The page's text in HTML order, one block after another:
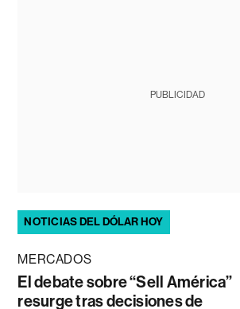
PUBLICIDAD
NOTICIAS DEL DÓLAR HOY
MERCADOS
El debate sobre “Sell América”
resurge tras decisiones de